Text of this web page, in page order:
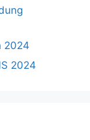
2024
2024